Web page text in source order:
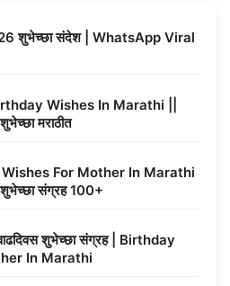
शुभेच्छा संदेश | WhatsApp Viral
Wishes In Marathi ||
मराठीत
For Mother In Marathi
शुभेच्छा संग्रह 100+
शुभेच्छा संग्रह | Birthday
In Marathi